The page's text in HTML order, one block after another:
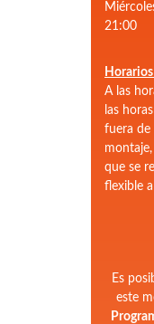
21:00
A las
las
fuera de
que se
flexible
Es
este